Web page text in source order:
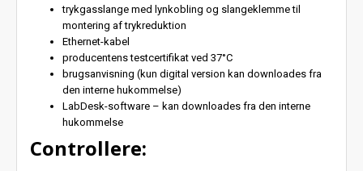
trykgasslange med lynkobling og slangeklemme til
montering af trykreduktion
Ethernet-kabel
producentens testcertifikat ved 37°C
brugsanvisning (kun digital version kan downloades fra
den interne hukommelse)
LabDesk-software – kan downloades fra den interne
hukommelse
Controllere: